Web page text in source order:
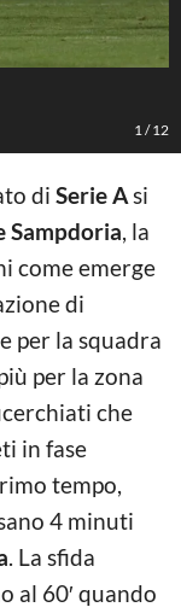
1 /12
di Serie Asi
Sampdoria, la
come emerge
di
per la squadra
per la zona
che
in fase
tempo,
4 minuti
. La sfida
al 60′ quando